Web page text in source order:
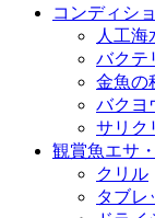
コンディシ
人工海
バクテ
金魚の
バクヨ
サリク
観賞魚エサ
クリル
タブレ